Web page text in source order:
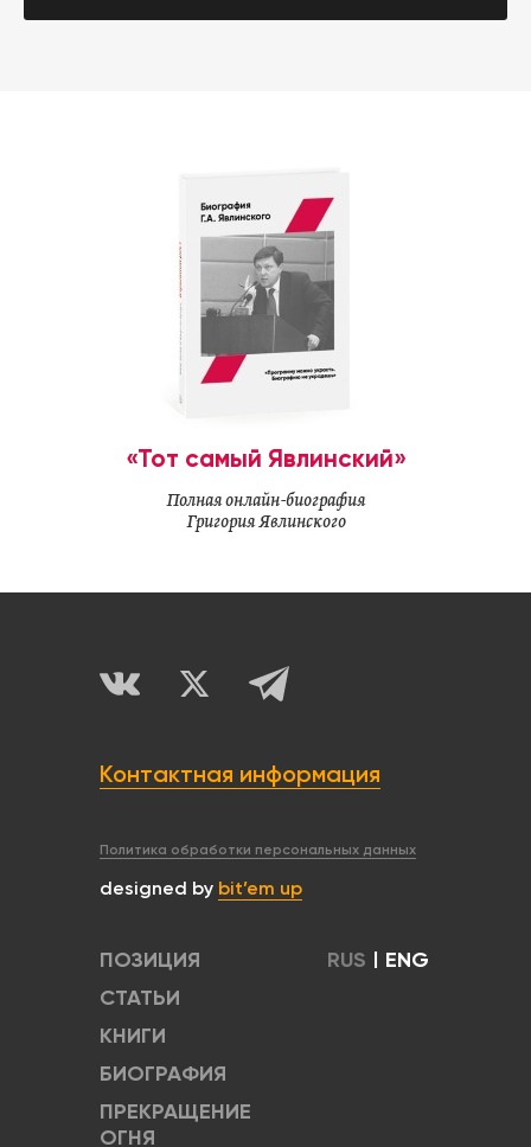
«Тот самый Явлинский»
Полная онлайн-биография
Григория Явлинского
Контактная информация
Политика обработки персональных данных
designed by bit’em up
ПОЗИЦИЯ
СТАТЬИ
КНИГИ
БИОГРАФИЯ
ПРЕКРАЩЕНИЕ
ОГНЯ
RUS | ENG